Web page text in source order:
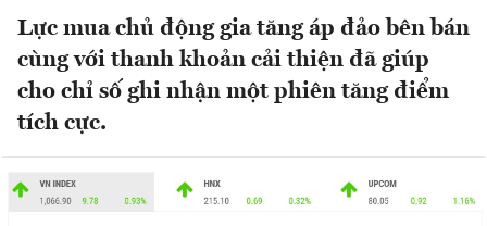
Lực mua chủ động gia tăng áp đảo bên bán
cùng với thanh khoản cải thiện đã giúp
cho chỉ số ghi nhận một phiên tăng điểm
tích cực.